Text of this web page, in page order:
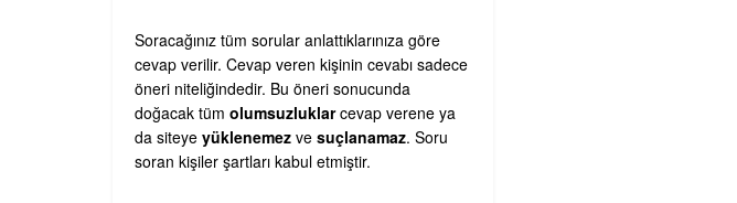
Soracağınız tüm sorular anlattıklarınıza göre
cevap verilir. Cevap veren kişinin cevabı sadece
öneri niteliğindedir. Bu öneri sonucunda
doğacak tüm olumsuzluklarcevap verene ya
da siteye yüklenemez ve suçlanamaz. Soru
soran kişiler şartları kabul etmiştir.